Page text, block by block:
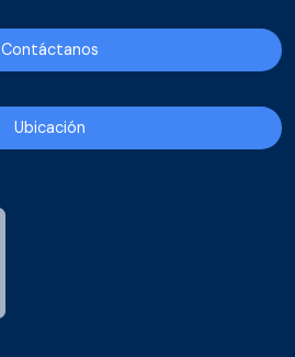
Contáctanos
Ubicación